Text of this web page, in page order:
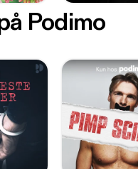
Podimo